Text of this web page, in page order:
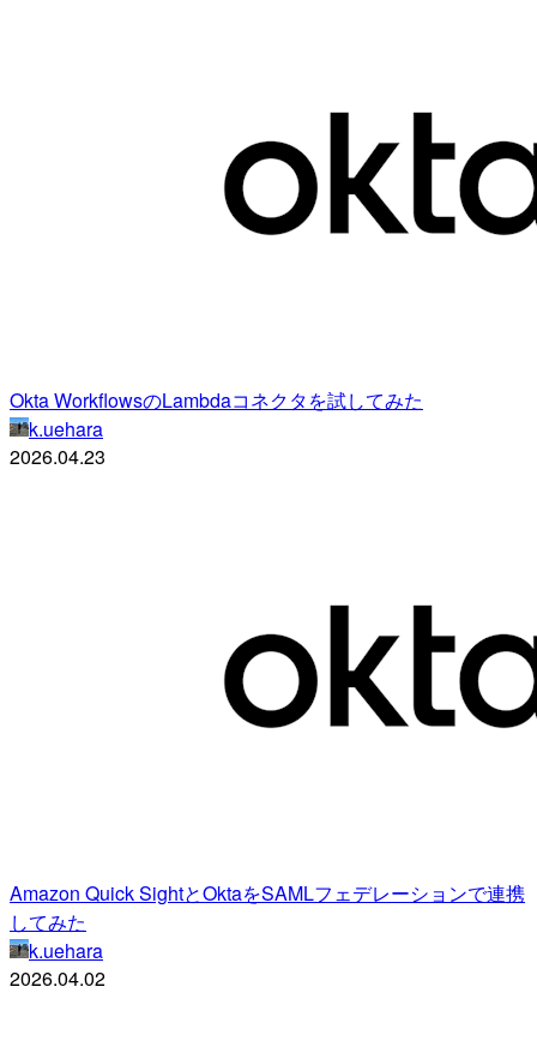
Okta WorkflowsのLambdaコネクタを試してみた
k.uehara
2026.04.23
Amazon Quick SightとOktaをSAMLフェデレーションで連携
してみた
k.uehara
2026.04.02